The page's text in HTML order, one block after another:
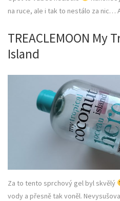
na ruce, ale i tak to nestálo za nic…
TREACLEMOON My
Island
Za to tento sprchový gel byl skvělý
vody a přesně tak voněl.